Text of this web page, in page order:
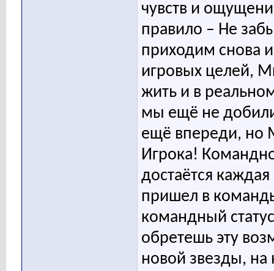
чувств и
правило – Не
приходим снова
игровых целей,
жить и в
мы ещё не
ещё впереди, но
Игрока!
достаётся
пришел в
командный
обретешь эту
новой звезды,